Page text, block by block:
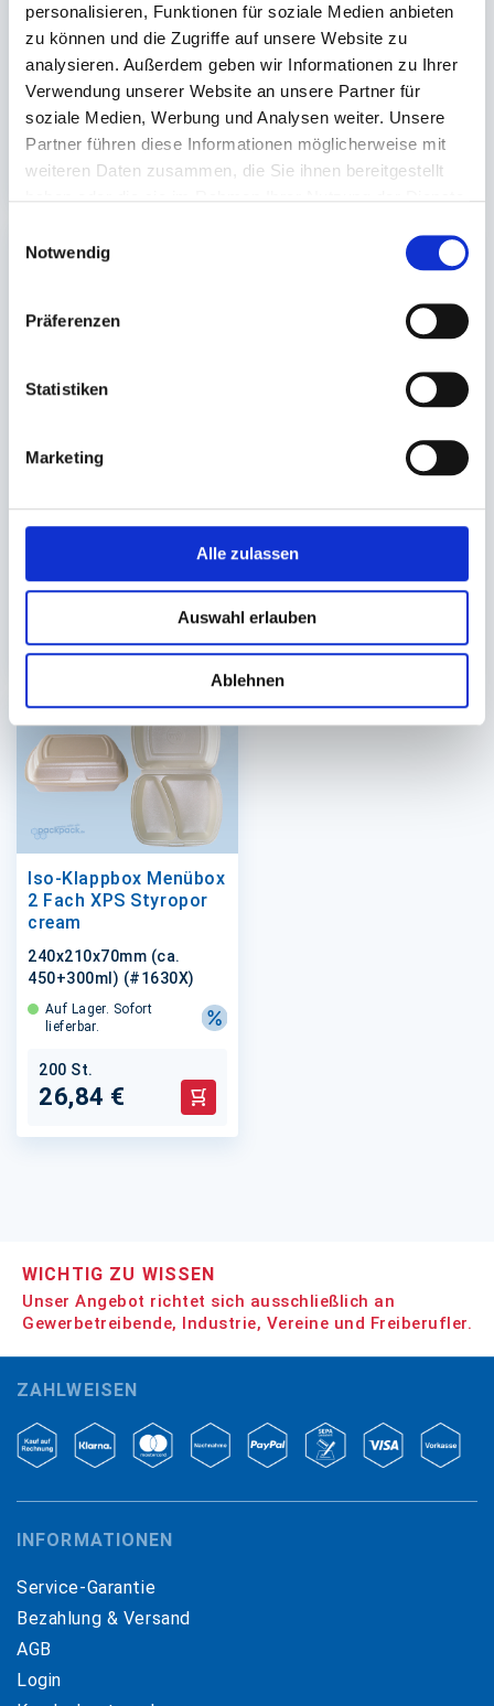
personalisieren, Funktionen für soziale Medien anbieten
zu können und die Zugriffe auf unsere Website zu
analysieren. Außerdem geben wir Informationen zu Ihrer
Verwendung unserer Website an unsere Partner für
soziale Medien, Werbung und Analysen weiter. Unsere
Partner führen diese Informationen möglicherweise mit
weiteren Daten zusammen, die Sie ihnen bereitgestellt
Notwendig
Präferenzen
Statistiken
Marketing
Alle zulassen
Auswahl erlauben
Ablehnen
250+120x470mm 14my
Auf Lager. Sofort
lieferbar.
1.000 St.
34,39 € In den Warenkorb
480ml 16oz, Ø 8,3x15,7
(10)cm -Döner Motiv-
Auf Lager. Sofort
lieferbar.
500 St.
39,40 € In den
Zelltuch 1-lagig (weiß)
markenfreie Spender)
5.000 St.
lieferbar.
4 St.
30,80 €
Iso-Klappbox Menübox
2 Fach XPS Styropor
cream
240x210x70mm (ca.
450+300ml) (#1630X)
Auf Lager. Sofort
lieferbar.
200 St.
26,84 € In den Warenkorb
WICHTIG ZU WISSEN
Unser Angebot richtet sich ausschließlich an
Gewerbetreibende, Industrie, Vereine und Freiberufler.
ZAHLWEISEN
INFORMATIONEN
Service-Garantie
Bezahlung & Versand
AGB
Login